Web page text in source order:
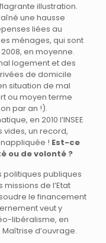
illustration.
une hausse
liées au
ménages, qui sont
2008, en moyenne.
logement et des
de domicile
situation de mal
ou moyen terme
par an !).
en 2010 l’INSEE
vides, un record,
! Est-ce
ou de volonté ?
politiques publiques
de l’Etat
le financement
veut y
libéralisme, en
d’ouvrage.